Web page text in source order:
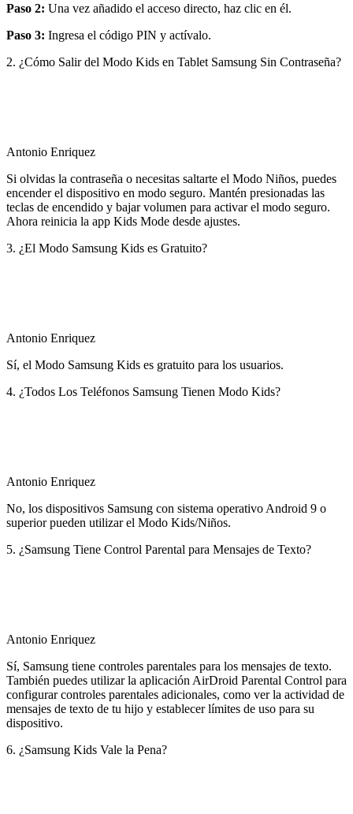
Paso 2: Una vez añadido el acceso directo, haz clic en él.
Paso 3: Ingresa el código PIN y actívalo.
2. ¿Cómo Salir del Modo Kids en Tablet Samsung Sin Contraseña?
Antonio Enriquez
Si olvidas la contraseña o necesitas saltarte el Modo Niños, puedes
encender el dispositivo en modo seguro. Mantén presionadas las
teclas de encendido y bajar volumen para activar el modo seguro.
Ahora reinicia la app Kids Mode desde ajustes.
3. ¿El Modo Samsung Kids es Gratuito?
Antonio Enriquez
Sí, el Modo Samsung Kids es gratuito para los usuarios.
4. ¿Todos Los Teléfonos Samsung Tienen Modo Kids?
Antonio Enriquez
No, los dispositivos Samsung con sistema operativo Android 9 o
superior pueden utilizar el Modo Kids/Niños.
5. ¿Samsung Tiene Control Parental para Mensajes de Texto?
Antonio Enriquez
Sí, Samsung tiene controles parentales para los mensajes de texto.
También puedes utilizar la aplicación AirDroid Parental Control para
configurar controles parentales adicionales, como ver la actividad de
mensajes de texto de tu hijo y establecer límites de uso para su
dispositivo.
6. ¿Samsung Kids Vale la Pena?